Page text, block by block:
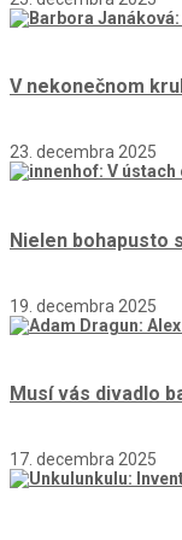
V nekonečnom
23. decembra 2025
Nielen bohapusto
19. decembra 2025
Musí vás divadlo
17. decembra 2025